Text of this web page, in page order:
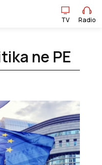
TV Radio
ne PE